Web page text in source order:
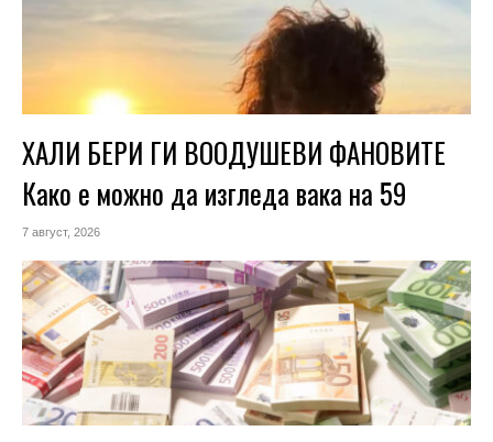
ХАЛИ БЕРИ ГИ ВООДУШЕВИ ФАНОВИТЕ
Како е можно да изгледа вака на 59
7 август, 2026